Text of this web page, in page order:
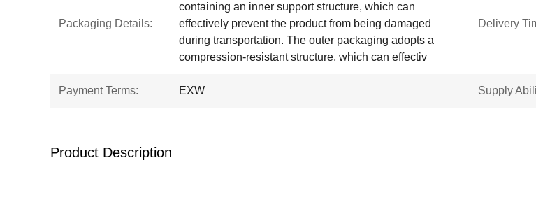
Packaging Details:
containing an inner support structure, which can
effectively prevent the product from being damaged
during transportation. The outer packaging adopts a
compression-resistant structure, which can effectiv
Delivery
Payment Terms: EXW Supply
Product Description